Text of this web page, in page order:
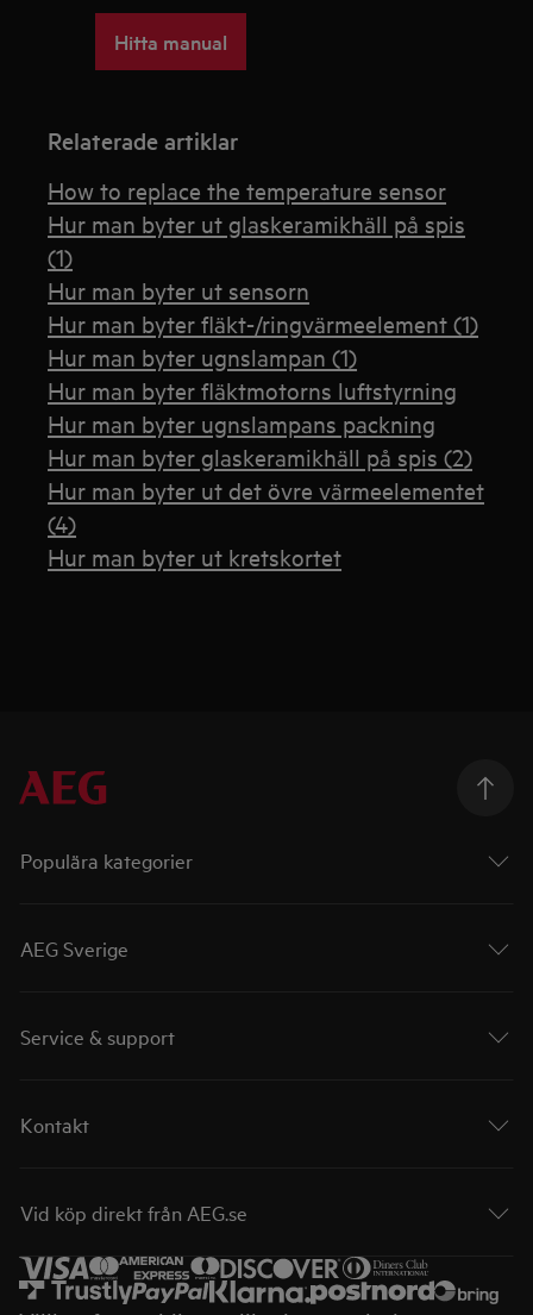
Hitta manual
Relaterade artiklar
How to replace the temperature sensor
Hur man byter ut glaskeramikhäll på spis
(1)
Hur man byter ut sensorn
Hur man byter fläkt-/ringvärmeelement (1)
Hur man byter ugnslampan (1)
Hur man byter fläktmotorns luftstyrning
Hur man byter ugnslampans packning
Hur man byter glaskeramikhäll på spis (2)
Hur man byter ut det övre värmeelementet
(4)
Hur man byter ut kretskortet
Populära kategorier
AEG Sverige
Service & support
Kontakt
Vid köp direkt från AEG.se